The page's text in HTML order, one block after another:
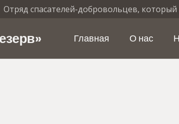
Отряд спасателей-добровольцев,
Главная О нас